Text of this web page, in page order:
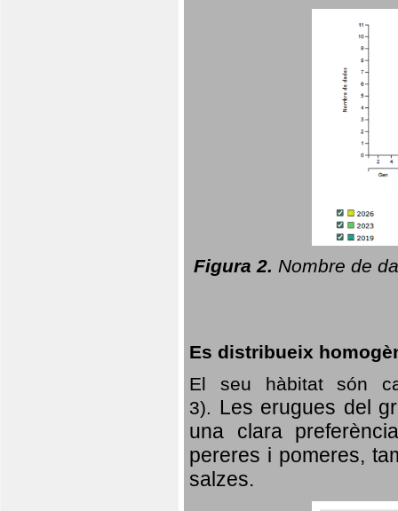
Figura 2. Nombre de
Es distribueix
El seu hàbitat són
3). Les erugues del
una clara
pereres i pomeres,
salzes.